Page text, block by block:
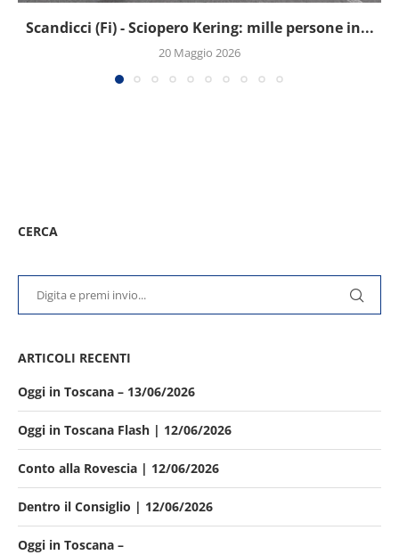
Scandicci (Fi) - Sciopero Kering: mille persone in...
20 Maggio 2026
CERCA
ARTICOLI RECENTI
Oggi in Toscana – 13/06/2026
Oggi in Toscana Flash | 12/06/2026
Conto alla Rovescia | 12/06/2026
Dentro il Consiglio | 12/06/2026
Oggi in Toscana –